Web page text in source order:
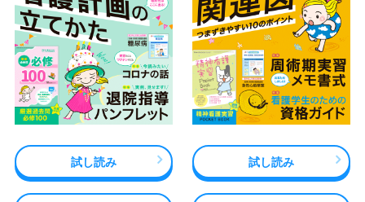
試し読み 試し読み